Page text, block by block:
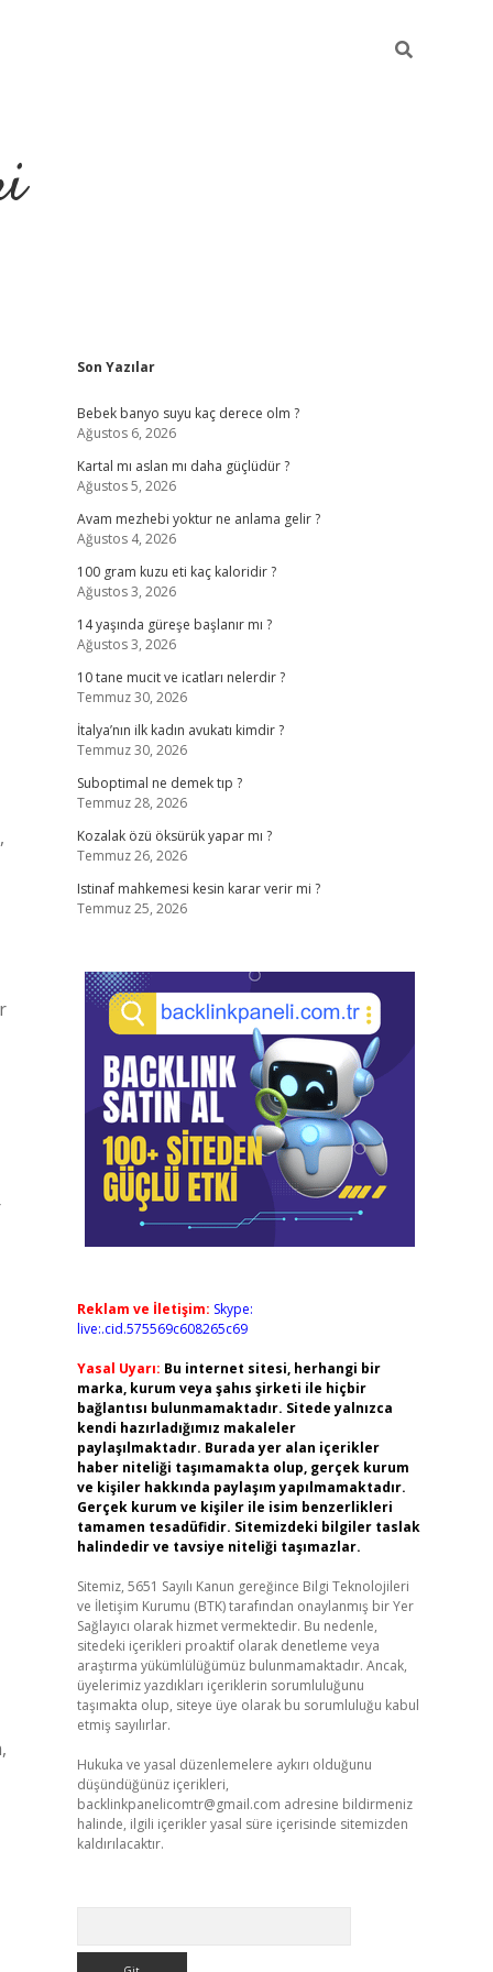
Sidebar
Son Yazılar
Bebek banyo suyu kaç derece olm ?
Ağustos 6, 2026
Kartal mı aslan mı daha güçlüdür ?
Ağustos 5, 2026
Avam mezhebi yoktur ne anlama gelir ?
Ağustos 4, 2026
100 gram kuzu eti kaç kaloridir ?
Ağustos 3, 2026
14 yaşında güreşe başlanır mı ?
Ağustos 3, 2026
10 tane mucit ve icatları nelerdir ?
Temmuz 30, 2026
İtalya’nın ilk kadın avukatı kimdir ?
Temmuz 30, 2026
Suboptimal ne demek tıp ?
Temmuz 28, 2026
Kozalak özü öksürük yapar mı ?
Temmuz 26, 2026
Istinaf mahkemesi kesin karar verir mi ?
Temmuz 25, 2026
Reklam ve İletişim: Skype:
live:.cid.575569c608265c69
Yasal Uyarı: Bu internet sitesi, herhangi bir
marka, kurum veya şahıs şirketi ile hiçbir
bağlantısı bulunmamaktadır. Sitede yalnızca
kendi hazırladığımız makaleler
paylaşılmaktadır. Burada yer alan içerikler
haber niteliği taşımamakta olup, gerçek kurum
ve kişiler hakkında paylaşım yapılmamaktadır.
Gerçek kurum ve kişiler ile isim benzerlikleri
tamamen tesadüfidir. Sitemizdeki bilgiler taslak
halindedir ve tavsiye niteliği taşımazlar.
Sitemiz, 5651 Sayılı Kanun gereğince Bilgi Teknolojileri
ve İletişim Kurumu (BTK) tarafından onaylanmış bir Yer
Sağlayıcı olarak hizmet vermektedir. Bu nedenle,
sitedeki içerikleri proaktif olarak denetleme veya
araştırma yükümlülüğümüz bulunmamaktadır. Ancak,
üyelerimiz yazdıkları içeriklerin sorumluluğunu
taşımakta olup, siteye üye olarak bu sorumluluğu kabul
etmiş sayılırlar.
Hukuka ve yasal düzenlemelere aykırı olduğunu
düşündüğünüz içerikleri,
backlinkpanelicomtr@gmail.com adresine bildirmeniz
halinde, ilgili içerikler yasal süre içerisinde sitemizden
kaldırılacaktır.
bahis sitelerivdcasino